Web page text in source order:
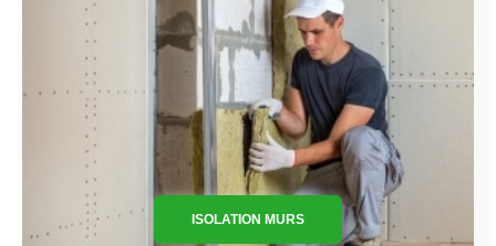
ISOLATION MURS